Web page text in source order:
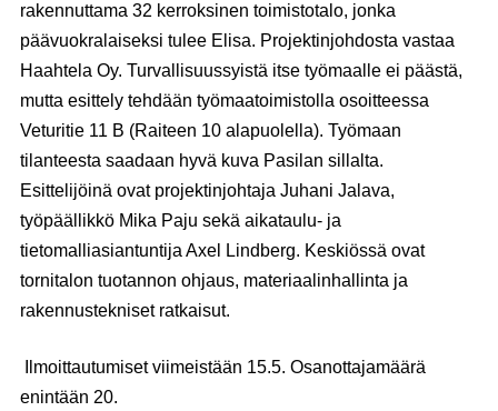
rakennuttama 32 kerroksinen toimistotalo, jonka
päävuokralaiseksi tulee Elisa. Projektinjohdosta vastaa
Haahtela Oy. Turvallisuussyistä itse työmaalle ei päästä,
mutta esittely tehdään työmaatoimistolla osoitteessa
Veturitie 11 B (Raiteen 10 alapuolella). Työmaan
tilanteesta saadaan hyvä kuva Pasilan sillalta.
Esittelijöinä ovat projektinjohtaja Juhani Jalava,
työpäällikkö Mika Paju sekä aikataulu- ja
tietomalliasiantuntija Axel Lindberg. Keskiössä ovat
tornitalon tuotannon ohjaus, materiaalinhallinta ja
rakennustekniset ratkaisut.
Ilmoittautumiset viimeistään 15.5. Osanottajamäärä
enintään 20.